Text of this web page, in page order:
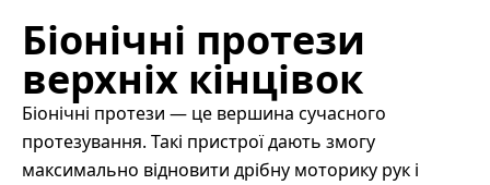
Біонічні протези
верхніх кінцівок
Біонічні протези — це вершина сучасного
протезування. Такі пристрої дають змогу
максимально відновити дрібну моторику рук і